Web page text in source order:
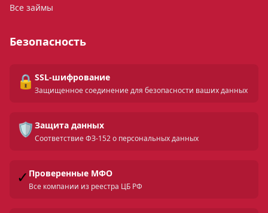
Все займы
Безопасность
🔒 SSL-шифрование
Защищенное соединение для безопасности ваших данных
🛡️ Защита данных
Соответствие ФЗ-152 о персональных данных
✓ Проверенные МФО
Все компании из реестра ЦБ РФ